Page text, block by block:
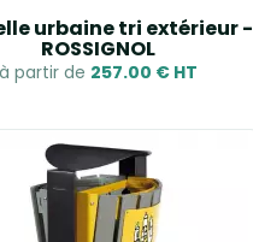
urbaine tri extérieur -
ROSSIGNOL
à partir de 257.00 € HT